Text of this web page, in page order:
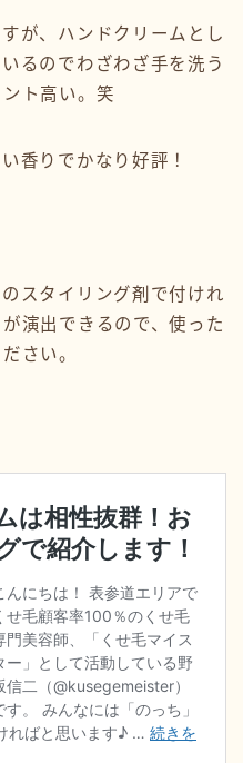
が、ハンドクリームとし
るのでわざわざ手を洗う
ト高い。笑
香りでかなり好評！
スタイリング剤で付けれ
演出できるので、使った
さい。